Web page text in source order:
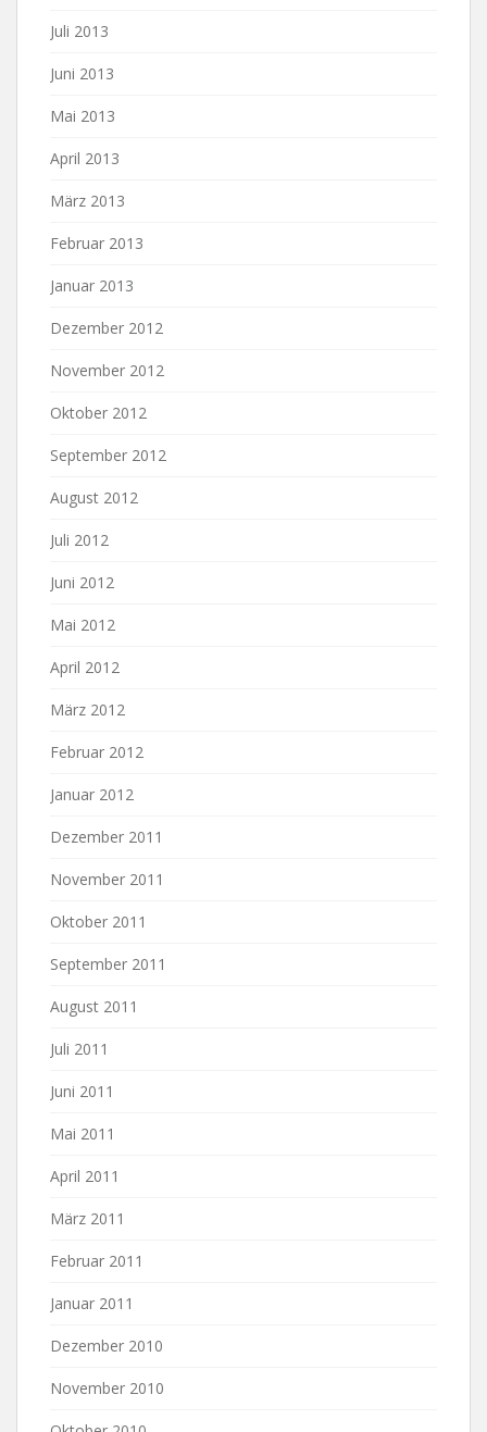
Juli 2013
Juni 2013
Mai 2013
April 2013
März 2013
Februar 2013
Januar 2013
Dezember 2012
November 2012
Oktober 2012
September 2012
August 2012
Juli 2012
Juni 2012
Mai 2012
April 2012
März 2012
Februar 2012
Januar 2012
Dezember 2011
November 2011
Oktober 2011
September 2011
August 2011
Juli 2011
Juni 2011
Mai 2011
April 2011
März 2011
Februar 2011
Januar 2011
Dezember 2010
November 2010